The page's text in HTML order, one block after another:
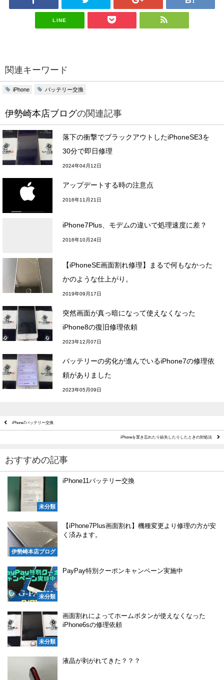
LINE
関連キーワード
iPhone バッテリー交換
伊勢崎本店ブログの関連記事
落下の衝撃でブラックアウトしたiPhoneSE3を
30分で即日修理
2024年04月12日
アップデートする時の注意点
2016年11月21日
iPhone7Plus、モデムの違いで処理速度に差？
2016年10月24日
【iPhoneSE画面割れ修理】まるで何もなかった
かのような仕上がり。
2019年09月17日
突然画面が真っ暗になって使えなくなった
iPhone8の復旧修理依頼
2023年12月07日
バッテリーの劣化が進んでいるiPhone7の修理依
頼がありました
2023年05月09日
iPhone7バッテリー交換
iPhoneを置き忘れたり紛失したりしたときの対処法
おすすめの記事
未分類
iPhone11バッテリー交換
伊勢崎本店ブログ
【iPhone7Plus画面割れ】機種変更より修理の方が安
く済みます。
未分類
PayPay特別クーポンキャンペーン実施中
未分類
画面割れによってホームボタンが使えなくなった
iPhone6sの修理依頼
液晶が剥がれてきた？？？